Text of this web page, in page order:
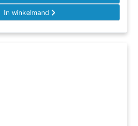
In winkelmand